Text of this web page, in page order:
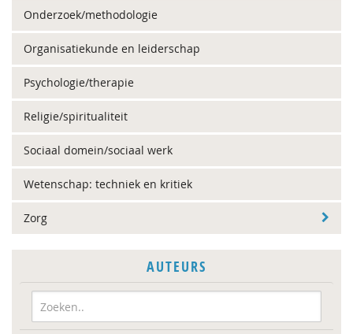
Onderzoek/methodologie
Organisatiekunde en leiderschap
Psychologie/therapie
Religie/spiritualiteit
Sociaal domein/sociaal werk
Wetenschap: techniek en kritiek
Zorg
AUTEURS